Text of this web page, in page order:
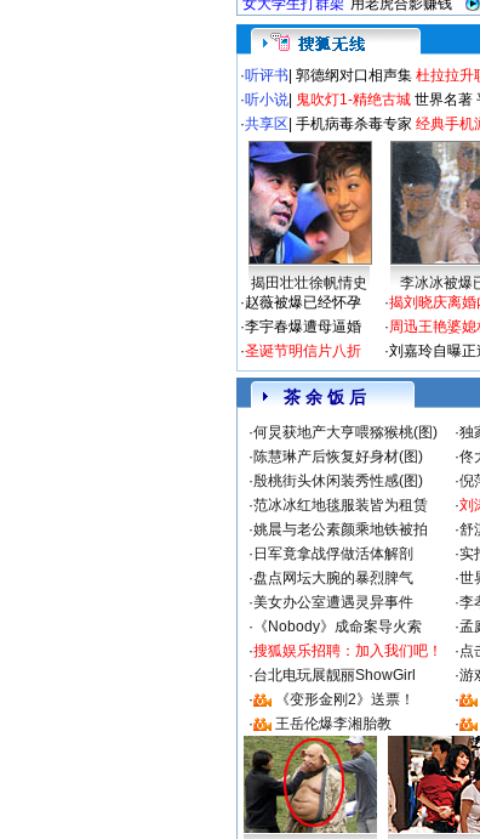
·听评书 郭德纲对口相声集 杜拉拉升
·听小说 鬼吹灯1-精绝古城 世界名著
·共享区 手机病毒杀毒专家 经典手机
揭田壮壮徐帆情史 李冰冰被爆
·赵薇被爆已经怀孕
·李宇春爆遭母逼婚
·圣诞节明信片八折
·揭刘晓庆离婚
·周迅王艳婆媳
·刘嘉玲自曝正
茶 余 饭 后
·何炅获地产大亨喂猕猴桃(图) ·独
·陈慧琳产后恢复好身材(图) ·佟
·殷桃街头休闲装秀性感(图) ·倪
·范冰冰红地毯服装皆为租赁 ·刘
·姚晨与老公素颜乘地铁被拍 ·舒
· 日军竟拿战俘做活体解剖 ·实
·盘点网坛大腕的暴烈脾气 ·世
·美女办公室遭遇灵异事件 ·李
· 《Nobody》成命案导火索 ·孟
·搜狐娱乐招聘：加入我们吧！ ·点
·台北电玩展靓丽ShowGirl ·游
·
《变形金刚2》送票！ ·
·
王岳伦爆李湘胎教 ·